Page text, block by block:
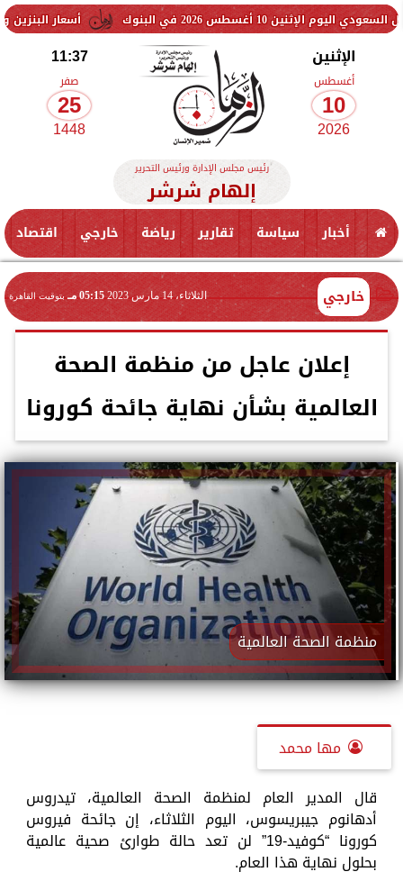
أسعار البنزين والسولار في البنوك
الإثنين
أغسطس
10
2026
11:37
صفر
25
1448
رئيس مجلس الإدارة ورئيس التحرير
إلهام شرشر
أخبار سياسة تقارير رياضة خارجي اقتصاد
خارجي الثلاثاء، 14 مارس 2023 05:15 مـ بتوقيت القاهرة
إعلان عاجل من منظمة الصحة
العالمية بشأن نهاية جائحة كورونا
منظمة الصحة العالمية
مها محمد
قال المدير العام لمنظمة الصحة العالمية، تيدروس
أدهانوم جيبريسوس، اليوم الثلاثاء، إن جائحة فيروس
كورونا “كوفيد-19” لن تعد حالة طوارئ صحية عالمية
بحلول نهاية هذا العام.